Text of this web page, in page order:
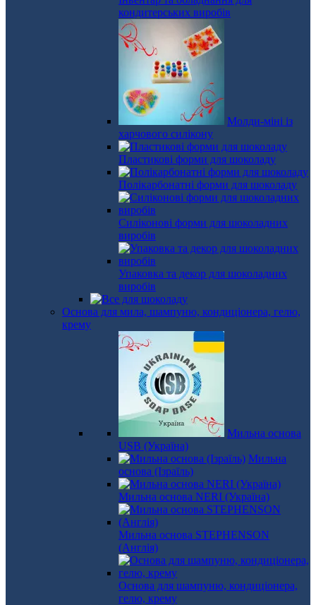
кондитерських виробів
Молди-міні із
харчового силікону
Пластикові форми для шоколаду
Полікарбонатні форми для шоколаду
Силіконові форми для шоколадних
виробів
Упаковка та декор для шоколадних
виробів
Основа для мила, шампуню, кондиціонера, гелю,
крему
Мильна основа
USB (Україна)
Мильна
основа (Ізраїль)
Мильна основа NERI (Україна)
Мильна основа STEPHENSON
(Англія)
Основа для шампуню, кондиціонера,
гелю, крему